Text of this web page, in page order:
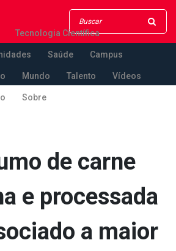
Tecnologia Científica
Saúde Campus
Mundo Talento Vídeos
Sobre
de carne
e processada
a maior